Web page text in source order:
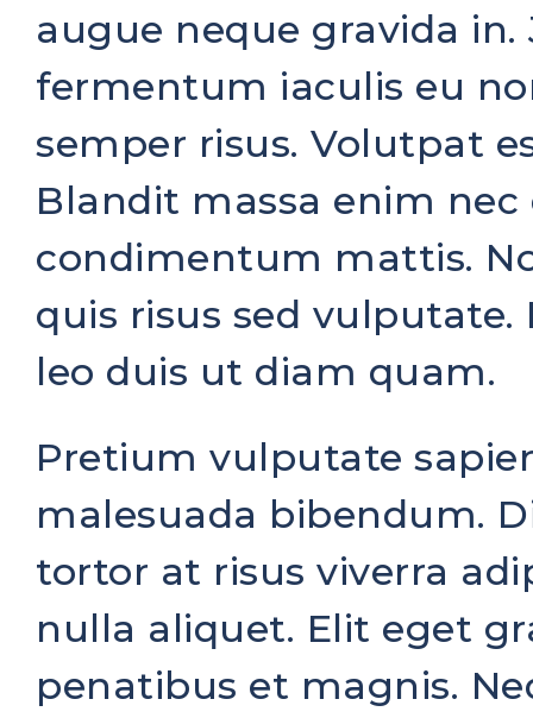
augue neque gravida
fermentum iaculis eu
semper risus. Volutpat
Blandit massa enim
condimentum mattis.
quis risus sed
leo duis ut diam quam.
Pretium vulputate
malesuada bibendum.
tortor at risus viverra
nulla aliquet. Elit eget
penatibus et magnis.